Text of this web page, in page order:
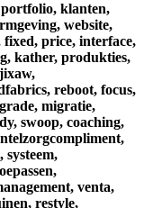
portfolio, klanten,
website,
fixed, price, interface,
kather, produkties,
jixaw,
reboot, focus,
migratie,
swoop, coaching,
systeem,
venta,
restyle,